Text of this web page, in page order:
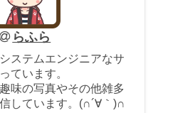
らふら
ステムエンジニアなサ
ています。
味の写真やその他雑多
しています。(∩´∀｀)∩